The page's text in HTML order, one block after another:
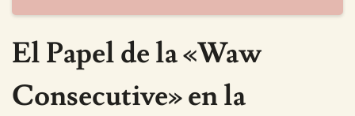
El Papel de la «Waw
Consecutive» en la